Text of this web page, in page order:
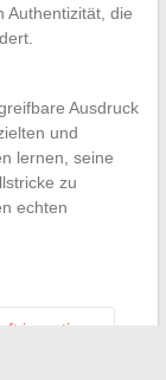
Authentizität, die
Ausdruck
und
lernen, seine
zu
echten
investieren